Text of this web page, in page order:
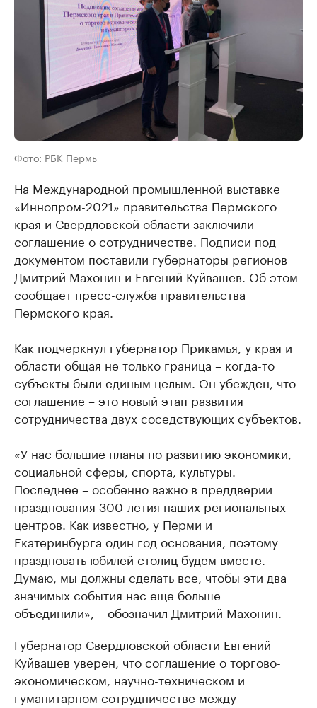
Фото: РБК Пермь
На Международной промышленной выставке
«Иннопром-2021» правительства Пермского
края и Свердловской области заключили
соглашение о сотрудничестве. Подписи под
документом поставили губернаторы регионов
Дмитрий Махонин и Евгений Куйвашев. Об этом
сообщает пресс-служба правительства
Пермского края.
Как подчеркнул губернатор Прикамья, у края и
области общая не только граница – когда-то
субъекты были единым целым. Он убежден, что
соглашение – это новый этап развития
сотрудничества двух соседствующих субъектов.
«У нас большие планы по развитию экономики,
социальной сферы, спорта, культуры.
Последнее – особенно важно в преддверии
празднования 300-летия наших региональных
центров. Как известно, у Перми и
Екатеринбурга один год основания, поэтому
праздновать юбилей столиц будем вместе.
Думаю, мы должны сделать все, чтобы эти два
значимых события нас еще больше
объединили», – обозначил Дмитрий Махонин.
Губернатор Свердловской области Евгений
Куйвашев уверен, что соглашение о торгово-
экономическом, научно-техническом и
гуманитарном сотрудничестве между